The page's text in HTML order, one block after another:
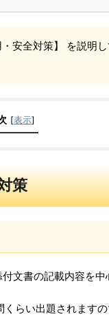
安全対策】 を説明
[表示]
策
文書の記載内容を中
らい出題されます